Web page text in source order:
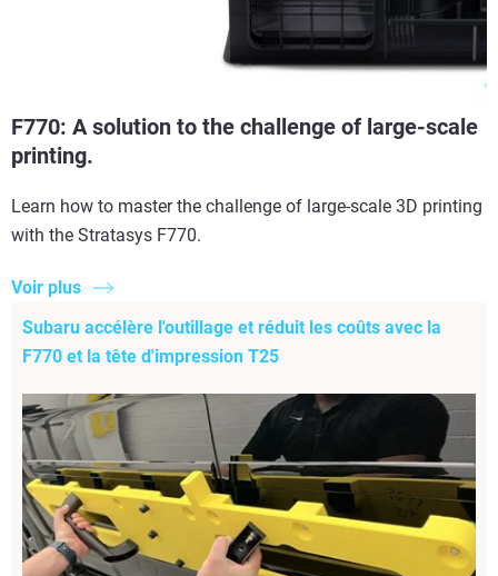
F770: A solution to the challenge of large-scale
printing.
Learn how to master the challenge of large-scale 3D printing
with the Stratasys F770.
Voir plus
Subaru accélère l'outillage et réduit les coûts avec la
F770 et la tête d'impression T25